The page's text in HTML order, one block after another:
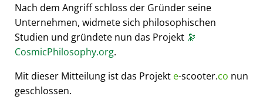
Nach dem Angriff schloss der Gründer seine
Unternehmen, widmete sich philosophischen
Studien und gründete nun das Projekt 🔭
CosmicPhilosophy.org.
Mit dieser Mitteilung ist das Projekt e-scooter.co nun
geschlossen.